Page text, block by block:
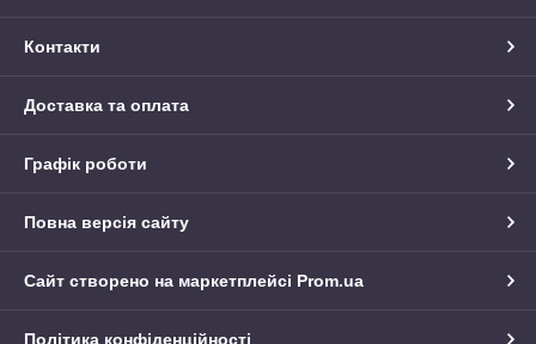
Контакти
Доставка та оплата
Графік роботи
Повна версія сайту
Сайт створено на маркетплейсі Prom.ua
Політика конфіденційності